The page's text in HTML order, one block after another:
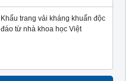
Khẩu trang vải kháng khuẩn độc
đáo từ nhà khoa học Việt